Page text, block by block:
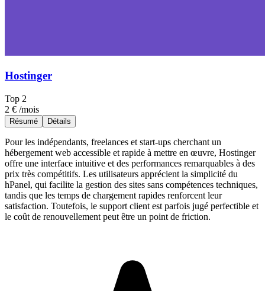
Hostinger
Top 2
2 € /mois
Résumé Détails
Pour les indépendants, freelances et start-ups cherchant un
hébergement web accessible et rapide à mettre en œuvre, Hostinger
offre une interface intuitive et des performances remarquables à des
prix très compétitifs. Les utilisateurs apprécient la simplicité du
hPanel, qui facilite la gestion des sites sans compétences techniques,
tandis que les temps de chargement rapides renforcent leur
satisfaction. Toutefois, le support client est parfois jugé perfectible et
le coût de renouvellement peut être un point de friction.